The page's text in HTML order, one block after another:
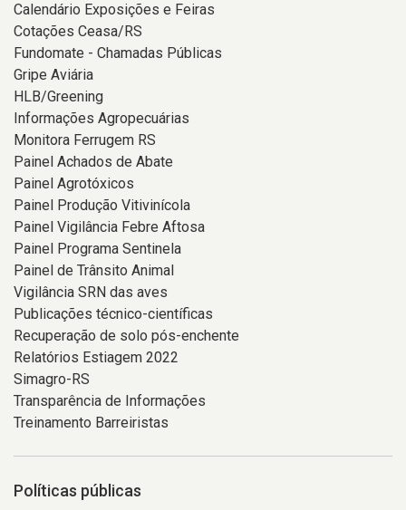
Calendário Exposições e Feiras
Cotações Ceasa/RS
Fundomate - Chamadas Públicas
Gripe Aviária
HLB/Greening
Informações Agropecuárias
Monitora Ferrugem RS
Painel Achados de Abate
Painel Agrotóxicos
Painel Produção Vitivinícola
Painel Vigilância Febre Aftosa
Painel Programa Sentinela
Painel de Trânsito Animal
Vigilância SRN das aves
Publicações técnico-científicas
Recuperação de solo pós-enchente
Relatórios Estiagem 2022
Simagro-RS
Transparência de Informações
Treinamento Barreiristas
Políticas públicas